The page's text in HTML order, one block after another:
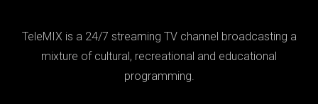
TeleMIX is a 24/7 streaming TV channel broadcasting a
mixture of cultural, recreational and educational
programming.